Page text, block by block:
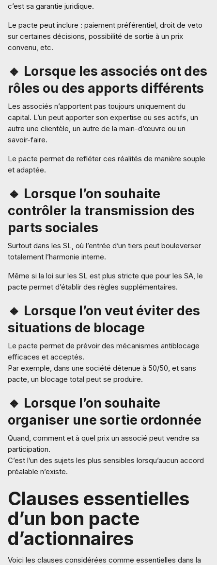
c’est sa garantie juridique.
Le pacte peut inclure : paiement préférentiel, droit de veto
sur certaines décisions, possibilité de sortie à un prix
convenu, etc.
🔸 Lorsque les associés ont des
rôles ou des apports différents
Les associés n’apportent pas toujours uniquement du
capital. L’un peut apporter son expertise ou ses actifs, un
autre une clientèle, un autre de la main-d’œuvre ou un
savoir-faire.
Le pacte permet de refléter ces réalités de manière souple
et adaptée.
🔸 Lorsque l’on souhaite
contrôler la transmission des
parts sociales
Surtout dans les SL, où l’entrée d’un tiers peut bouleverser
totalement l’harmonie interne.
Même si la loi sur les SL est plus stricte que pour les SA, le
pacte permet d’établir des règles supplémentaires.
🔸 Lorsque l’on veut éviter des
situations de blocage
Le pacte permet de prévoir des mécanismes antiblocage
efficaces et acceptés.
Par exemple, dans une société détenue à 50/50, et sans
pacte, un blocage total peut se produire.
🔸 Lorsque l’on souhaite
organiser une sortie ordonnée
Quand, comment et à quel prix un associé peut vendre sa
participation.
C’est l’un des sujets les plus sensibles lorsqu’aucun accord
préalable n’existe.
Clauses essentielles
d’un bon pacte
d’actionnaires
Voici les clauses considérées comme essentielles dans la